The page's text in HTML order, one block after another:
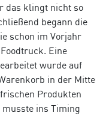
das klingt nicht so
begann die
schon im Vorjahr
Eine
wurde auf
in der Mitte
Produkten
ins Timing